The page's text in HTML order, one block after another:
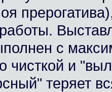
с
чисткой и
теряет